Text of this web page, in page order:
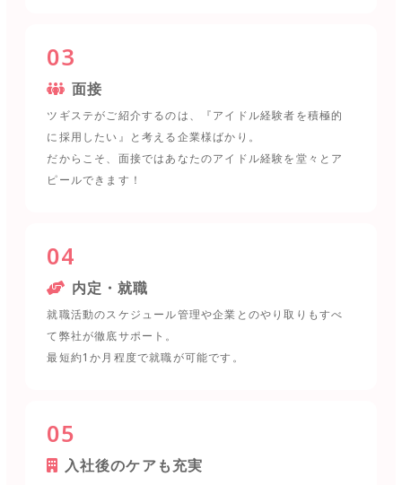
03
面接
ツギステがご紹介するのは、『アイドル経験者を積極的
に採用したい』と考える企業様ばかり。
だからこそ、面接ではあなたのアイドル経験を堂々とア
ピールできます！
04
内定・就職
就職活動のスケジュール管理や企業とのやり取りもすべ
て弊社が徹底サポート。
最短約1か月程度で就職が可能です。
05
入社後のケアも充実